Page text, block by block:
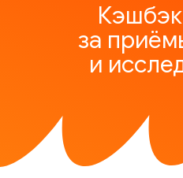
за
и